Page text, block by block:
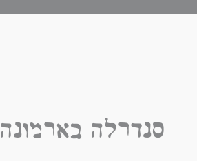
סנדרלה בארמונה